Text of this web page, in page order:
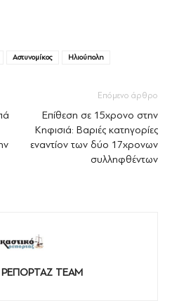
Αστυνομίκος Ηλιούπολη
Επόμενο άρθρο
Επίθεση σε 15χρονο στην
Κηφισιά: Βαριές κατηγορίες
εναντίον των δύο 17χρονων
συλληφθέντων
TEAM